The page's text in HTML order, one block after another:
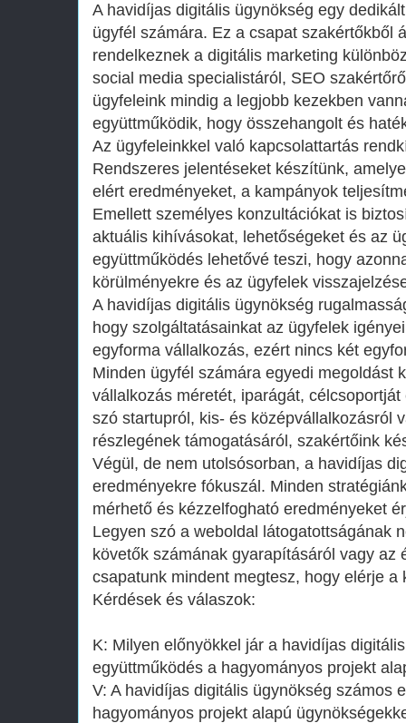
A havidíjas digitális ügynökség egy
ügyfél számára. Ez a csapat szakértőkből
rendelkeznek a digitális marketing
social media specialistáról, SEO
ügyfeleink mindig a legjobb kezekben
együttműködik, hogy összehangolt és
Az ügyfeleinkkel való kapcsolattartás
Rendszeres jelentéseket készítünk,
elért eredményeket, a kampányok
Emellett személyes konzultációkat is
aktuális kihívásokat, lehetőségeket és az
együttműködés lehetővé teszi, hogy
körülményekre és az ügyfelek
A havidíjas digitális ügynökség
hogy szolgáltatásainkat az ügyfelek
egyforma vállalkozás, ezért nincs két
Minden ügyfél számára egyedi megoldást
vállalkozás méretét, iparágát,
szó startupról, kis- és középvállalkozásról
részlegének támogatásáról, szakértőink
Végül, de nem utolsósorban, a havidíjas
eredményekre fókuszál. Minden
mérhető és kézzelfogható eredményeket
Legyen szó a weboldal látogatottságának
követők számának gyarapításáról vagy az
csapatunk mindent megtesz, hogy elérje a
Kérdések és válaszok:
K: Milyen előnyökkel jár a havidíjas
együttműködés a hagyományos projekt
V: A havidíjas digitális ügynökség számos
hagyományos projekt alapú